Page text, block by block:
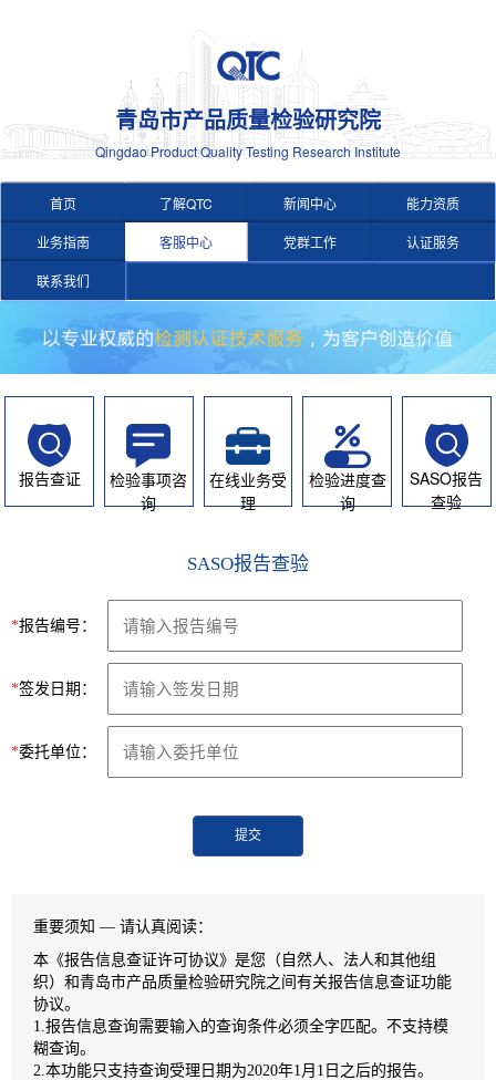
青岛市产品质量检验研究院
Qingdao Product Quality Testing Research Institute
首页 了解QTC 新闻中心 能力资质
业务指南 客服中心 党群工作 认证服务
联系我们
报告查证
检验事项咨
询
在线业务受
理
检验进度查
询
SASO报告
查验
SASO报告查验
*报告编号：
*签发日期：
*委托单位：
提交
重要须知 — 请认真阅读：
本《报告信息查证许可协议》是您（自然人、法人和其他组
织）和青岛市产品质量检验研究院之间有关报告信息查证功能
协议。
1.报告信息查询需要输入的查询条件必须全字匹配。不支持模
糊查询。
2.本功能只支持查询受理日期为2020年1月1日之后的报告。